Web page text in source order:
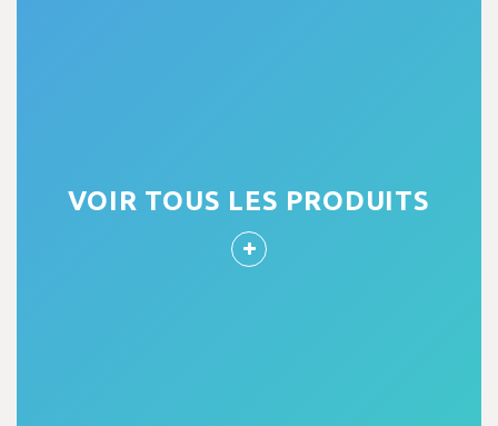
VOIR TOUS LES PRODUITS